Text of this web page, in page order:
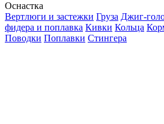
Оснастка
Вертлюги и застежки Груза Джиг-
фидера и поплавка Кивки Кольца
Поводки Поплавки Стингера